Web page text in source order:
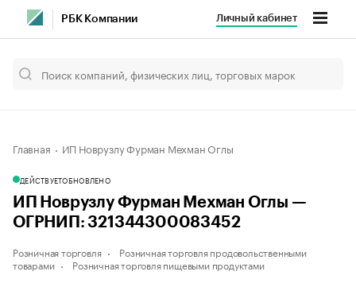
РБК Компании Личный кабинет
Главная ИП Новрузлу Фурман Мехман Оглы
ДЕЙСТВУЕТОБНОВЛЕНО
ИП Новрузлу Фурман Мехман Оглы —
ОГРНИП: 321344300083452
Розничная торговля
Розничная торговля продовольственными
товарами
Розничная торговля пищевыми продуктами